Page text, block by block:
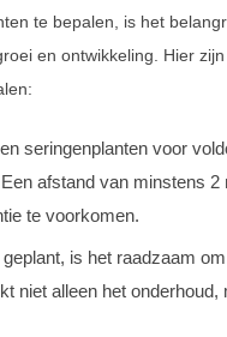
te bepalen, is het
en ontwikkeling. Hier
seringenplanten voor
afstand van minstens
te voorkomen.
is het raadzaam
niet alleen het